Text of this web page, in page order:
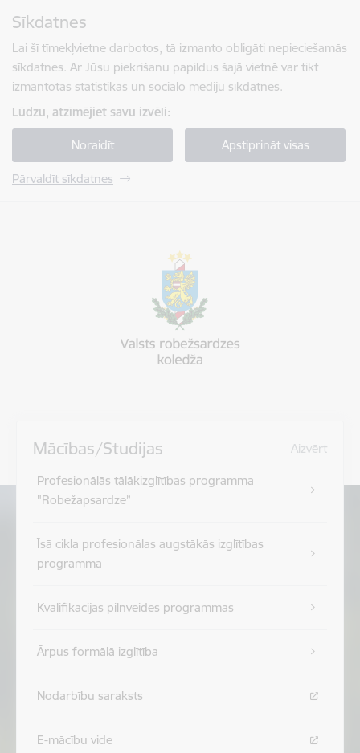
Sīkdatnes
Lai šī tīmekļvietne darbotos, tā izmanto obligāti nepieciešamās
sīkdatnes. Ar Jūsu piekrišanu papildus šajā vietnē var tikt
izmantotas statistikas un sociālo mediju sīkdatnes.
Lūdzu, atzīmējiet savu izvēli:
Noraidīt Apstiprināt visas
Pārvaldīt sīkdatnes
Mācības/Studijas Aizvērt
Profesionālās tālākizglītības programma
"Robežapsardze”
Īsā cikla profesionālas augstākās izglītības
programma
Kvalifikācijas pilnveides programmas
Ārpus formālā izglītība
Nodarbību saraksts
E-mācību vide